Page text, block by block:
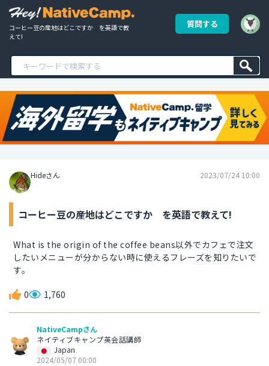
コーヒー豆の産地はどこですか　を英語で教
えて!
質問する
Hideさん 2023/07/24 10:00
コーヒー豆の産地はどこですか を英語で教えて!
What is the origin of the coffee beans以外でカフェで注文
したいメニューが分からない時に使えるフレーズを知りたいで
す。
0 1,760
NativeCampさん
ネイティブキャンプ英会話講師
Japan
2024/05/07 00:00